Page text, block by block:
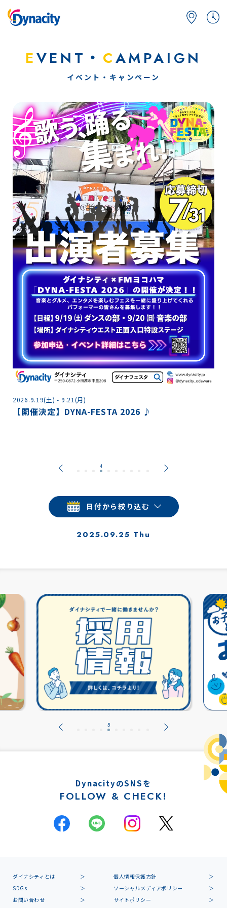
EVENT・ CAMPAIGN
イベント・キャンペーン
2026.9.19(土) - 9.21(月)
【開催決定】DYNA-FESTA 2026 ♪
日付から絞り込む
2025.09.25 Thu
DynacityのSNSを
FOLLOW & CHECK!
ダイナシティとは
個人情報保護方針
SDGs
ソーシャルメディアポリシー
お問い合わせ
サイトポリシー